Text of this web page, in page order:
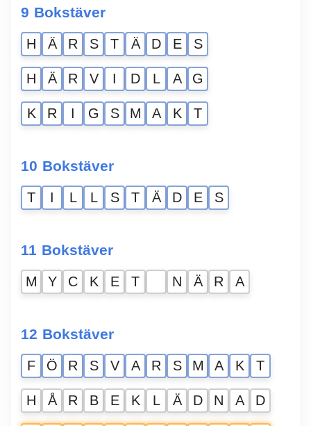
9 Bokstäver
H Ä R S T Ä D E S
H Ä R V I D L A G
K R I G S M A K T
10 Bokstäver
T I L L S T Ä D E S
11 Bokstäver
M Y C K E T N Ä R A
12 Bokstäver
F Ö R S V A R S M A K T
H Å R B E K L Ä D N A D